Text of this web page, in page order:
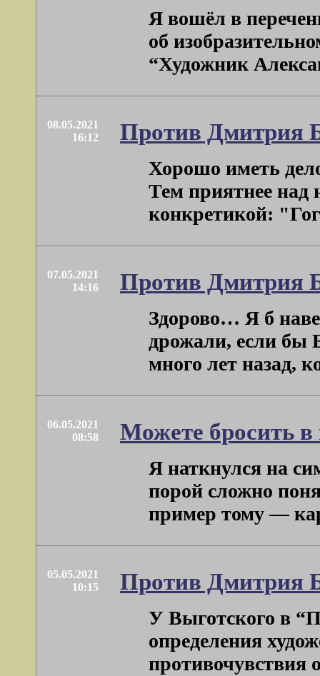
Я вошёл в
об
“Художник
08.05.2021
16:12
Против Дмитрия
Хорошо иметь
Тем приятнее над
конкретикой:
07.05.2021
14:16
Против Дмитрия
Здорово… Я б
дрожали, если бы
много лет назад,
06.05.2021
08:58
Можете бросить
Я наткнулся на
порой сложно
пример тому —
05.05.2021
10:15
Против Дмитрия
У Выготского в
определения
противочувствия